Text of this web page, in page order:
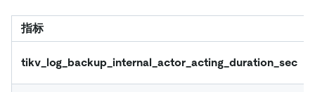
指标
tikv_log_backup_internal_actor_acting_duration_sec